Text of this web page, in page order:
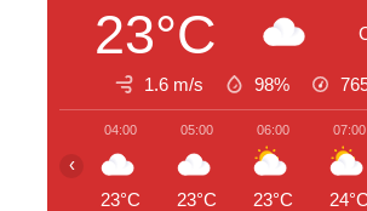
23°C
1.6 m/s 98%
04:00
23°C
05:00
23°C
06:00
23°C
07:00
24°C
‹